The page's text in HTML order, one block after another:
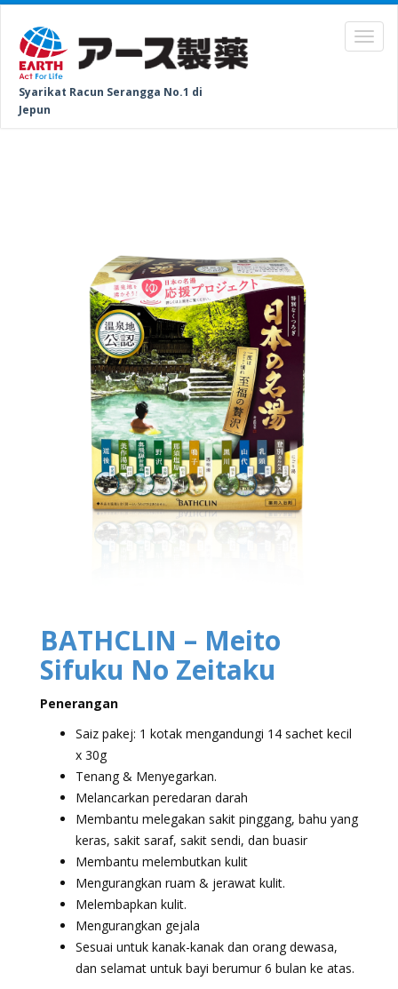
Syarikat Racun Serangga No.1 di
Jepun
BATHCLIN – Meito
Sifuku No Zeitaku
Penerangan
Saiz pakej: 1 kotak mengandungi 14 sachet kecil
x 30g
Tenang & Menyegarkan.
Melancarkan peredaran darah
Membantu melegakan sakit pinggang, bahu yang
keras, sakit saraf, sakit sendi, dan buasir
Membantu melembutkan kulit
Mengurangkan ruam & jerawat kulit.
Melembapkan kulit.
Mengurangkan gejala
Sesuai untuk kanak-kanak dan orang dewasa,
dan selamat untuk bayi berumur 6 bulan ke atas.